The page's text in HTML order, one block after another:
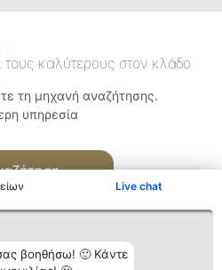
Live chat
βοηθήσω! 🙂 Κάντε
τους καλύτερους στον κλάδο
τη μηχανή αναζήτησης.
υπηρεσία